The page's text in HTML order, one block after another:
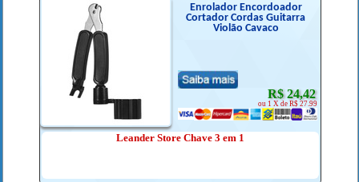
Enrolador Encordoador
Cortador Cordas Guitarra
Violão Cavaco
R$ 24,42
ou 1 X de R$ 27.99
Leander Store Chave 3 em 1